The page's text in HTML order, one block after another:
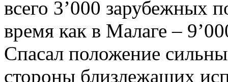
всего 3’000 зарубежных
время как в Малаге –
Спасал положение
стороны близлежащих